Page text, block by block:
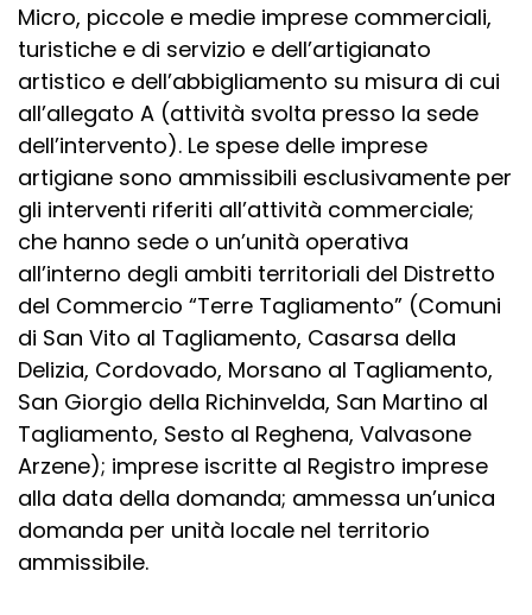
Micro, piccole e medie imprese commerciali,
turistiche e di servizio e dell’artigianato
artistico e dell’abbigliamento su misura di cui
all’allegato A (attività svolta presso la sede
dell’intervento). Le spese delle imprese
artigiane sono ammissibili esclusivamente per
gli interventi riferiti all’attività commerciale;
che hanno sede o un’unità operativa
all’interno degli ambiti territoriali del Distretto
del Commercio “Terre Tagliamento” (Comuni
di San Vito al Tagliamento, Casarsa della
Delizia, Cordovado, Morsano al Tagliamento,
San Giorgio della Richinvelda, San Martino al
Tagliamento, Sesto al Reghena, Valvasone
Arzene); imprese iscritte al Registro imprese
alla data della domanda; ammessa un’unica
domanda per unità locale nel territorio
ammissibile.